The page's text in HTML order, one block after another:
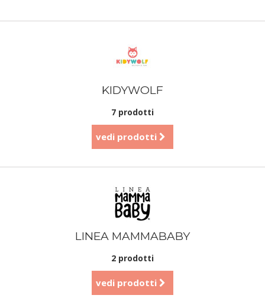
KIDYWOLF
7 prodotti
vedi prodotti
LINEA MAMMABABY
2 prodotti
vedi prodotti